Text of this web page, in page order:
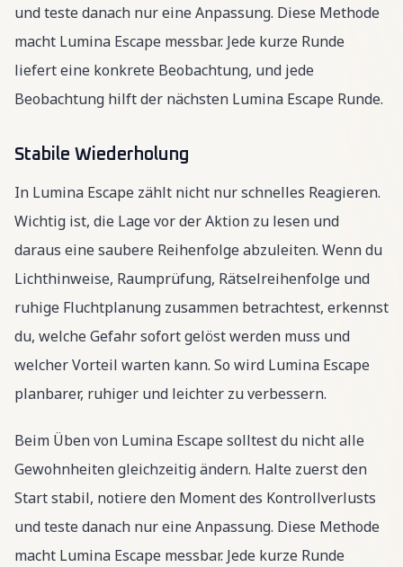
und teste danach nur eine Anpassung. Diese Methode
macht Lumina Escape messbar. Jede kurze Runde
liefert eine konkrete Beobachtung, und jede
Beobachtung hilft der nächsten Lumina Escape Runde.
Stabile Wiederholung
In Lumina Escape zählt nicht nur schnelles Reagieren.
Wichtig ist, die Lage vor der Aktion zu lesen und
daraus eine saubere Reihenfolge abzuleiten. Wenn du
Lichthinweise, Raumprüfung, Rätselreihenfolge und
ruhige Fluchtplanung zusammen betrachtest, erkennst
du, welche Gefahr sofort gelöst werden muss und
welcher Vorteil warten kann. So wird Lumina Escape
planbarer, ruhiger und leichter zu verbessern.
Beim Üben von Lumina Escape solltest du nicht alle
Gewohnheiten gleichzeitig ändern. Halte zuerst den
Start stabil, notiere den Moment des Kontrollverlusts
und teste danach nur eine Anpassung. Diese Methode
macht Lumina Escape messbar. Jede kurze Runde